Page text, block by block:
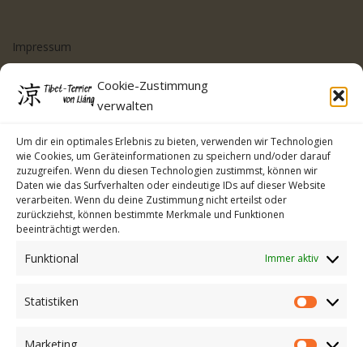
Cookie-Zustimmung
verwalten
Um dir ein optimales Erlebnis zu bieten, verwenden wir Technologien
wie Cookies, um Geräteinformationen zu speichern und/oder darauf
zuzugreifen. Wenn du diesen Technologien zustimmst, können wir
Daten wie das Surfverhalten oder eindeutige IDs auf dieser Website
verarbeiten. Wenn du deine Zustimmung nicht erteilst oder
zurückziehst, können bestimmte Merkmale und Funktionen
beeinträchtigt werden.
Funktional Immer aktiv
Statistiken
Impressum
Cookie-Richtlinie (EU)